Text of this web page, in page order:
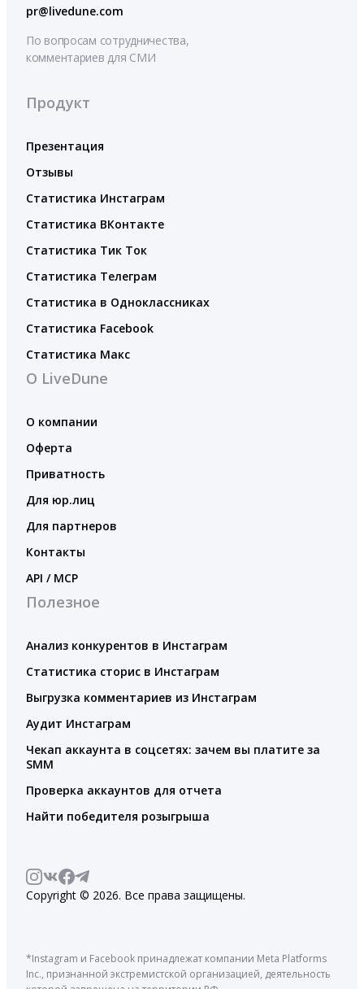
pr@livedune.com
По вопросам сотрудничества,
комментариев для СМИ
Продукт
Презентация
Отзывы
Статистика Инстаграм
Статистика ВКонтакте
Статистика Тик Ток
Статистика Телеграм
Статистика в Одноклассниках
Статистика Facebook
Статистика Макс
О LiveDune
О компании
Оферта
Приватность
Для юр.лиц
Для партнеров
Контакты
API / MCP
Полезное
Анализ конкурентов в Инстаграм
Статистика сторис в Инстаграм
Выгрузка комментариев из Инстаграм
Аудит Инстаграм
Чекап аккаунта в соцсетях: зачем вы платите за
SMM
Проверка аккаунтов для отчета
Найти победителя розыгрыша
Copyright © 2026. Все права защищены.
*Instagram и Facebook принадлежат компании Meta Platforms
Inc., признанной экстремистской организацией, деятельность